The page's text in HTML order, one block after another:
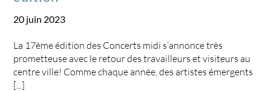
20 juin 2023
La 17ème édition des Concerts midi s’annonce très
prometteuse avec le retour des travailleurs et visiteurs au
centre ville! Comme chaque année, des artistes émergents
[...]